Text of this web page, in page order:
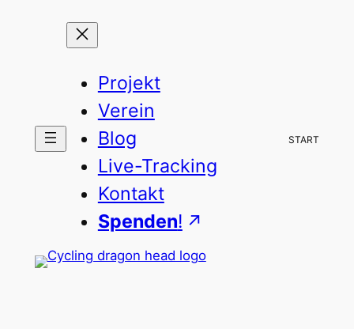
Projekt
Verein
Blog
Live-Tracking
Kontakt
Spenden!
START